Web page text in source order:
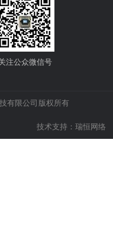
注公众微信号
有限公司 版权所有
技术支持： 瑞恒网络